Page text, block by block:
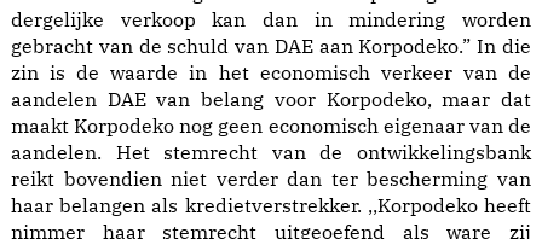
dergelijke verkoop kan dan in mindering worden
gebracht van de schuld van DAE aan Korpodeko.” In die
zin is de waarde in het economisch verkeer van de
aandelen DAE van belang voor Korpodeko, maar dat
maakt Korpodeko nog geen economisch eigenaar van de
aandelen. Het stemrecht van de ontwikkelingsbank
reikt bovendien niet verder dan ter bescherming van
haar belangen als kredietverstrekker. ,,Korpodeko heeft
nimmer haar stemrecht uitgeoefend als ware zij